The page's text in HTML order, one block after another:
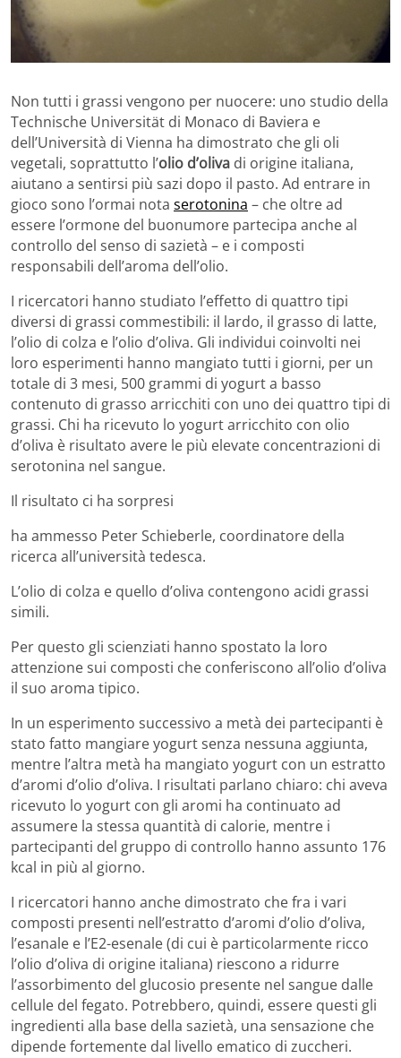
Non tutti i grassi vengono per nuocere: uno studio della
Technische Universität di Monaco di Baviera e
dell’Università di Vienna ha dimostrato che gli oli
vegetali, soprattutto l’olio d’oliva di origine italiana,
aiutano a sentirsi più sazi dopo il pasto. Ad entrare in
gioco sono l’ormai nota serotonina – che oltre ad
essere l’ormone del buonumore partecipa anche al
controllo del senso di sazietà – e i composti
responsabili dell’aroma dell’olio.
I ricercatori hanno studiato l’effetto di quattro tipi
diversi di grassi commestibili: il lardo, il grasso di latte,
l’olio di colza e l’olio d’oliva. Gli individui coinvolti nei
loro esperimenti hanno mangiato tutti i giorni, per un
totale di 3 mesi, 500 grammi di yogurt a basso
contenuto di grasso arricchiti con uno dei quattro tipi di
grassi. Chi ha ricevuto lo yogurt arricchito con olio
d’oliva è risultato avere le più elevate concentrazioni di
serotonina nel sangue.
Il risultato ci ha sorpresi
ha ammesso Peter Schieberle, coordinatore della
ricerca all’università tedesca.
L’olio di colza e quello d’oliva contengono acidi grassi
simili.
Per questo gli scienziati hanno spostato la loro
attenzione sui composti che conferiscono all’olio d’oliva
il suo aroma tipico.
In un esperimento successivo a metà dei partecipanti è
stato fatto mangiare yogurt senza nessuna aggiunta,
mentre l’altra metà ha mangiato yogurt con un estratto
d’aromi d’olio d’oliva. I risultati parlano chiaro: chi aveva
ricevuto lo yogurt con gli aromi ha continuato ad
assumere la stessa quantità di calorie, mentre i
partecipanti del gruppo di controllo hanno assunto 176
kcal in più al giorno.
I ricercatori hanno anche dimostrato che fra i vari
composti presenti nell’estratto d’aromi d’olio d’oliva,
l’esanale e l’E2-esenale (di cui è particolarmente ricco
l’olio d’oliva di origine italiana) riescono a ridurre
l’assorbimento del glucosio presente nel sangue dalle
cellule del fegato. Potrebbero, quindi, essere questi gli
ingredienti alla base della sazietà, una sensazione che
dipende fortemente dal livello ematico di zuccheri.